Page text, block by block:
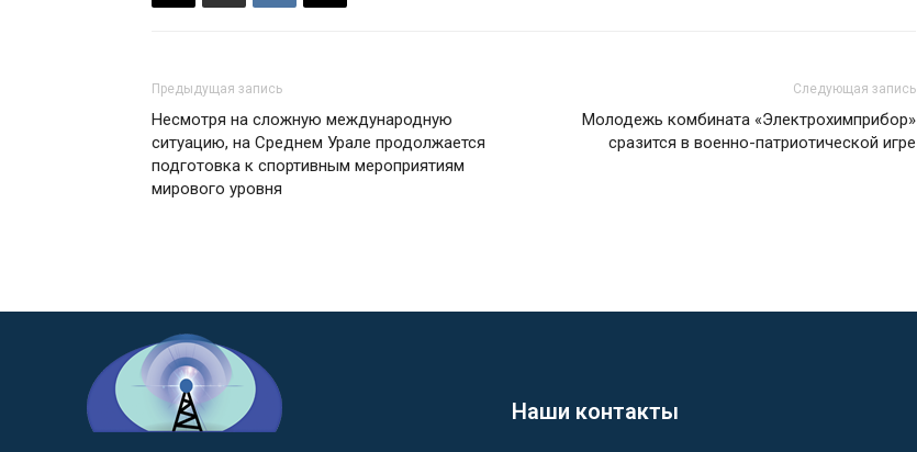
Предыдущая запись
Несмотря на сложную международную
ситуацию, на Среднем Урале продолжается
подготовка к спортивным мероприятиям
мирового уровня
Следующая запись
Молодежь комбината «Электрохимприбор»
сразится в военно-патриотической игре
Наши контакты